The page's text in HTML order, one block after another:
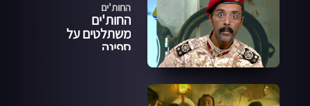
החות'ים
החות'ים
משתלטים על
ספינה